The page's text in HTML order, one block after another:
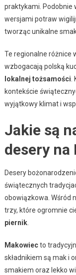
praktykami. Podobnie
wersjami potraw
tworząc unikalne
Te regionalne różnice
wzbogacają polską
lokalnej tożsamości
kontekście
wyjątkowy klimat i
Jakie są
desery na
Desery
świątecznych
obowiązkowa. Wśród
trzy, które ogromnie
piernik.
Makowiecto
składnikiem są mak i
smakiem oraz lekko